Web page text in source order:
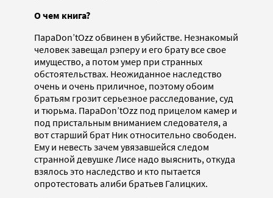
О чем книга?
ПараDon’tOzz обвинен в убийстве. Незнакомый
человек завещал рэперу и его брату все свое
имущество, а потом умер при странных
обстоятельствах. Неожиданное наследство
очень и очень приличное, поэтому обоим
братьям грозит серьезное расследование, суд
и тюрьма. ПараDon’tOzz под прицелом камер и
под пристальным вниманием следователя, а
вот старший брат Ник относительно свободен.
Ему и невесть зачем увязавшейся следом
странной девушке Лисе надо выяснить, откуда
взялось это наследство и кто пытается
опротестовать алиби братьев Галицких.